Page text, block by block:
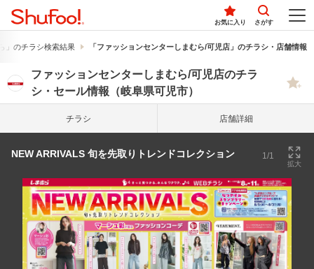
お気に入り さがす
」のチラシ検索結果 「ファッションセンターしまむら/可児店」のチラシ・店舗情報
ファッションセンターしまむら/可児店のチラ
シ・セール情報（岐阜県可児市）
チラシ 店舗詳細
NEW ARRIVALS 旬を先取りトレンドコレクション 1/1
拡大